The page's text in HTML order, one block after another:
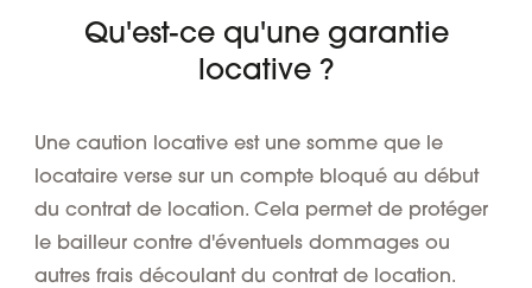
Qu'est-ce qu'une garantie
locative ?
Une caution locative est une somme que le
locataire verse sur un compte bloquéau début
du contrat de location. Cela permet de protéger
le bailleur contre d'éventuels dommages ou
autres frais découlant du contrat de location.